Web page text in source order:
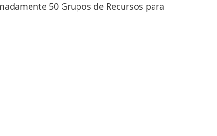
significam moldar o progresso com
centro de inovação e
50 Grupos de Recursos para